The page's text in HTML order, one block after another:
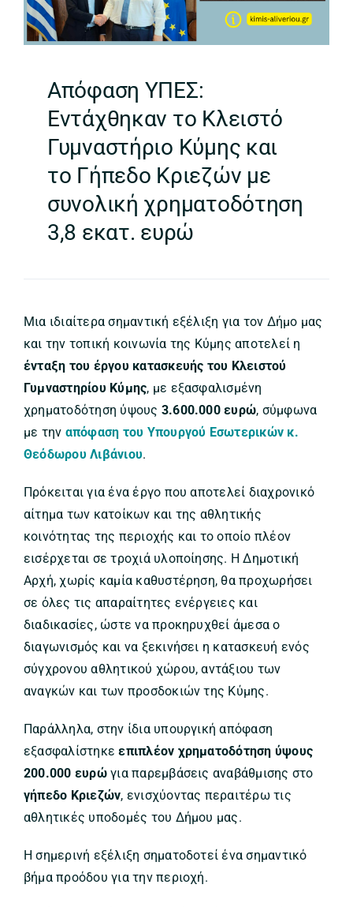
Απόφαση ΥΠΕΣ:
Εντάχθηκαν το Κλειστό
Γυμναστήριο Κύμης και
το Γήπεδο Κριεζών με
συνολική χρηματοδότηση
3,8 εκατ. ευρώ
Μια ιδιαίτερα σημαντική εξέλιξη για τον Δήμο μας
και την τοπική κοινωνία της Κύμης αποτελεί η
ένταξη του έργου κατασκευής του Κλειστού
Γυμναστηρίου Κύμης, με εξασφαλισμένη
χρηματοδότηση ύψους 3.600.000 ευρώ, σύμφωνα
με την απόφαση του Υπουργού Εσωτερικών κ.
Θεόδωρου Λιβάνιου.
Πρόκειται για ένα έργο που αποτελεί διαχρονικό
αίτημα των κατοίκων και της αθλητικής
κοινότητας της περιοχής και το οποίο πλέον
εισέρχεται σε τροχιά υλοποίησης. Η Δημοτική
Αρχή, χωρίς καμία καθυστέρηση, θα προχωρήσει
σε όλες τις απαραίτητες ενέργειες και
διαδικασίες, ώστε να προκηρυχθεί άμεσα ο
διαγωνισμός και να ξεκινήσει η κατασκευή ενός
σύγχρονου αθλητικού χώρου, αντάξιου των
αναγκών και των προσδοκιών της Κύμης.
Παράλληλα, στην ίδια υπουργική απόφαση
εξασφαλίστηκεεπιπλέον χρηματοδότηση ύψους
200.000 ευρώγια παρεμβάσεις αναβάθμισης στο
γήπεδο Κριεζών, ενισχύοντας περαιτέρω τις
αθλητικές υποδομές του Δήμου μας.
Η σημερινή εξέλιξη σηματοδοτεί ένα σημαντικό
βήμα προόδου για την περιοχή.